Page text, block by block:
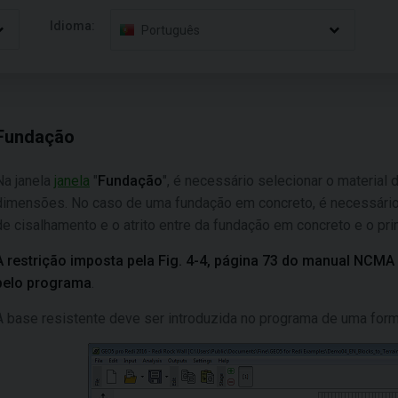
Idioma: Português
janela janela "Fundação", é necessário selecionar o material
No caso de uma fundação em concreto, é
cisalhamento e o atrito entre da fundação em concreto e o
restrição imposta pela Fig. 4-4, página 73 do manual
programa
base resistente deve ser introduzida no programa de uma